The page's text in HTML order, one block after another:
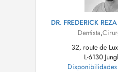
DR. FREDERICK
Dentista,
32, route de
L-6130